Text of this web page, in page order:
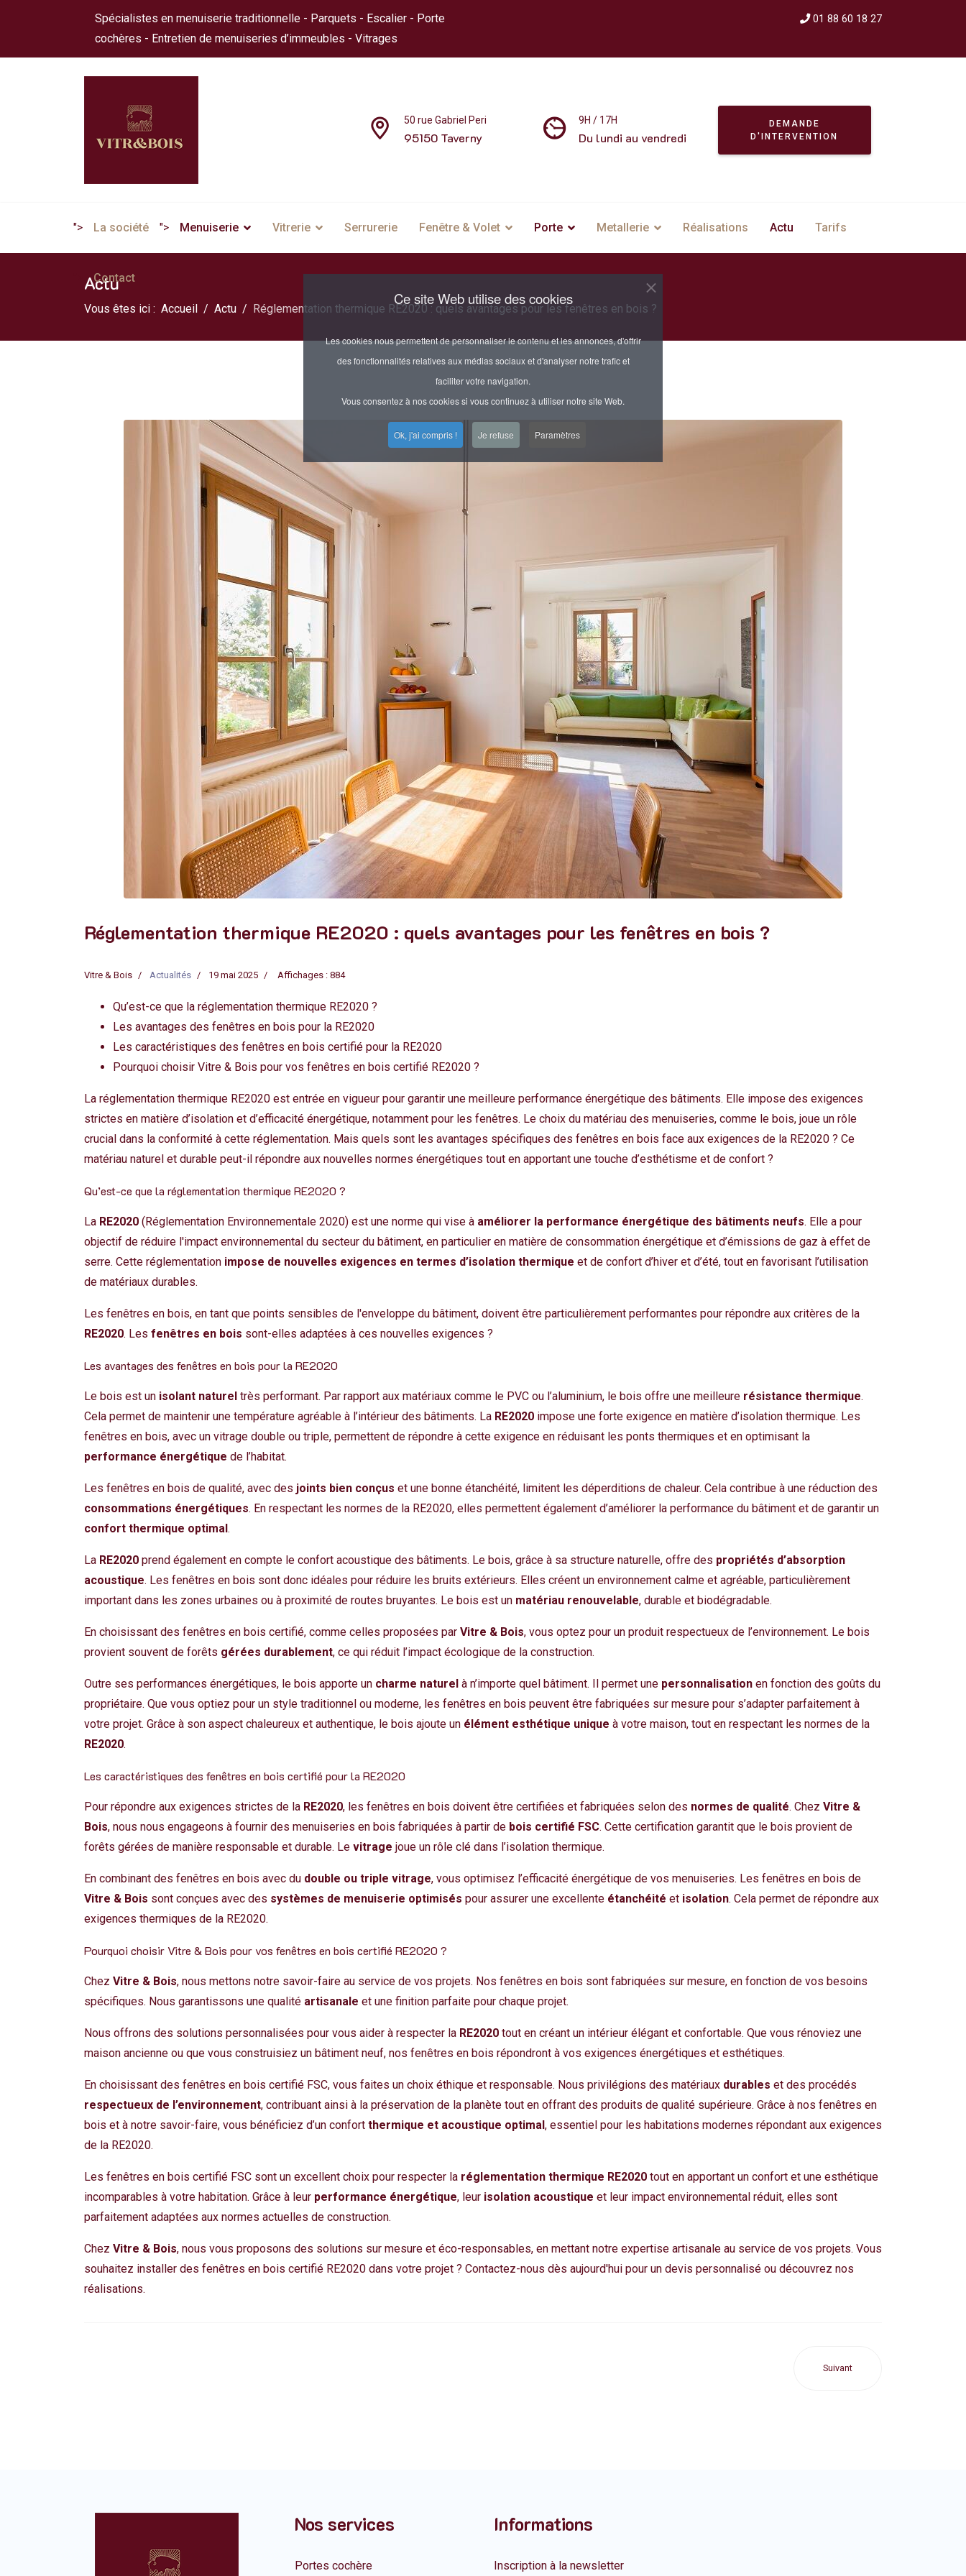
Spécialistes en menuiserie traditionnelle - Parquets - Escalier - Porte
cochères - Entretien de menuiseries d’immeubles - Vitrages
01 88 60 18 27
50 rue Gabriel Peri
95150 Taverny
9H / 17H
Du lundi au vendredi
DEMANDE
D'INTERVENTION
"> La société "> Menuiserie Vitrerie Serrurerie Fenêtre & Volet Porte Metallerie Réalisations Actu Tarifs
Contact
Actu
Vous êtes ici : Accueil Actu Réglementation thermique RE2020 : quels avantages pour les fenêtres en bois ?
Réglementation thermique RE2020 : quels avantages pour les fenêtres en bois ?
Vitre & Bois Actualités 19 mai 2025 Affichages : 884
Qu’est-ce que la réglementation thermique RE2020 ?
Les avantages des fenêtres en bois pour la RE2020
Les caractéristiques des fenêtres en bois certifié pour la RE2020
Pourquoi choisir Vitre & Bois pour vos fenêtres en bois certifié RE2020 ?
La réglementation thermique RE2020 est entrée en vigueur pour garantir une meilleure performance énergétique des bâtiments. Elle impose des exigences
strictes en matière d’isolation et d’efficacité énergétique, notamment pour les fenêtres. Le choix du matériau des menuiseries, comme le bois, joue un rôle
crucial dans la conformité à cette réglementation. Mais quels sont les avantages spécifiques des fenêtres en bois face aux exigences de la RE2020 ? Ce
matériau naturel et durable peut-il répondre aux nouvelles normes énergétiques tout en apportant une touche d’esthétisme et de confort ?
Qu’est-ce que la réglementation thermique RE2020 ?
La RE2020 (Réglementation Environnementale 2020) est une norme qui vise à améliorer la performance énergétique des bâtiments neufs. Elle a pour
objectif de réduire l'impact environnemental du secteur du bâtiment, en particulier en matière de consommation énergétique et d’émissions de gaz à effet de
serre. Cette réglementation impose de nouvelles exigences en termes d’isolation thermique et de confort d’hiver et d’été, tout en favorisant l’utilisation
de matériaux durables.
Les fenêtres en bois, en tant que points sensibles de l'enveloppe du bâtiment, doivent être particulièrement performantes pour répondre aux critères de la
RE2020. Les fenêtres en bois sont-elles adaptées à ces nouvelles exigences ?
Les avantages des fenêtres en bois pour la RE2020
Le bois est un isolant naturel très performant. Par rapport aux matériaux comme le PVC ou l’aluminium, le bois offre une meilleure résistance thermique.
Cela permet de maintenir une température agréable à l’intérieur des bâtiments. La RE2020 impose une forte exigence en matière d’isolation thermique. Les
fenêtres en bois, avec un vitrage double ou triple, permettent de répondre à cette exigence en réduisant les ponts thermiques et en optimisant la
performance énergétique de l’habitat.
Les fenêtres en bois de qualité, avec des joints bien conçus et une bonne étanchéité, limitent les déperditions de chaleur. Cela contribue à une réduction des
consommations énergétiques. En respectant les normes de la RE2020, elles permettent également d’améliorer la performance du bâtiment et de garantir un
confort thermique optimal.
La RE2020 prend également en compte le confort acoustique des bâtiments. Le bois, grâce à sa structure naturelle, offre des propriétés d’absorption
acoustique. Les fenêtres en bois sont donc idéales pour réduire les bruits extérieurs. Elles créent un environnement calme et agréable, particulièrement
important dans les zones urbaines ou à proximité de routes bruyantes. Le bois est un matériau renouvelable, durable et biodégradable.
En choisissant des fenêtres en bois certifié, comme celles proposées par Vitre & Bois, vous optez pour un produit respectueux de l’environnement. Le bois
provient souvent de forêts gérées durablement, ce qui réduit l’impact écologique de la construction.
Outre ses performances énergétiques, le bois apporte un charme naturel à n’importe quel bâtiment. Il permet une personnalisation en fonction des goûts du
propriétaire. Que vous optiez pour un style traditionnel ou moderne, les fenêtres en bois peuvent être fabriquées sur mesure pour s’adapter parfaitement à
votre projet. Grâce à son aspect chaleureux et authentique, le bois ajoute un élément esthétique unique à votre maison, tout en respectant les normes de la
RE2020.
Les caractéristiques des fenêtres en bois certifié pour la RE2020
Pour répondre aux exigences strictes de la RE2020, les fenêtres en bois doivent être certifiées et fabriquées selon des normes de qualité. Chez Vitre &
Bois, nous nous engageons à fournir des menuiseries en bois fabriquées à partir de bois certifié FSC. Cette certification garantit que le bois provient de
forêts gérées de manière responsable et durable. Le vitrage joue un rôle clé dans l’isolation thermique.
En combinant des fenêtres en bois avec du double ou triple vitrage, vous optimisez l’efficacité énergétique de vos menuiseries. Les fenêtres en bois de
Vitre & Bois sont conçues avec des systèmes de menuiserie optimisés pour assurer une excellente étanchéité et isolation. Cela permet de répondre aux
exigences thermiques de la RE2020.
Pourquoi choisir Vitre & Bois pour vos fenêtres en bois certifié RE2020 ?
Chez Vitre & Bois, nous mettons notre savoir-faire au service de vos projets. Nos fenêtres en bois sont fabriquées sur mesure, en fonction de vos besoins
spécifiques. Nous garantissons une qualité artisanale et une finition parfaite pour chaque projet.
Nous offrons des solutions personnalisées pour vous aider à respecter la RE2020 tout en créant un intérieur élégant et confortable. Que vous rénoviez une
maison ancienne ou que vous construisiez un bâtiment neuf, nos fenêtres en bois répondront à vos exigences énergétiques et esthétiques.
En choisissant des fenêtres en bois certifié FSC, vous faites un choix éthique et responsable. Nous privilégions des matériaux durables et des procédés
respectueux de l’environnement, contribuant ainsi à la préservation de la planète tout en offrant des produits de qualité supérieure. Grâce à nos fenêtres en
bois et à notre savoir-faire, vous bénéficiez d’un confort thermique et acoustique optimal, essentiel pour les habitations modernes répondant aux exigences
de la RE2020.
Les fenêtres en bois certifié FSC sont un excellent choix pour respecter la réglementation thermique RE2020 tout en apportant un confort et une esthétique
incomparables à votre habitation. Grâce à leur performance énergétique, leur isolation acoustique et leur impact environnemental réduit, elles sont
parfaitement adaptées aux normes actuelles de construction.
Chez Vitre & Bois, nous vous proposons des solutions sur mesure et éco-responsables, en mettant notre expertise artisanale au service de vos projets. Vous
souhaitez installer des fenêtres en bois certifié RE2020 dans votre projet ? Contactez-nous dès aujourd'hui pour un devis personnalisé ou découvrez nos
réalisations.
Suivant
Nos services
Portes cochère
Informations
Inscription à la newsletter
Ce site Web utilise des cookies
Les cookies nous permettent de personnaliser le contenu et les annonces, d'offrir
des fonctionnalités relatives aux médias sociaux et d'analyser notre trafic et
faciliter votre navigation.
Vous consentez à nos cookies si vous continuez à utiliser notre site Web.
Ok, j'ai compris ! Je refuse Paramètres